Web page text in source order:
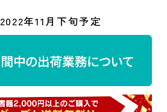
2022年11月下旬予定